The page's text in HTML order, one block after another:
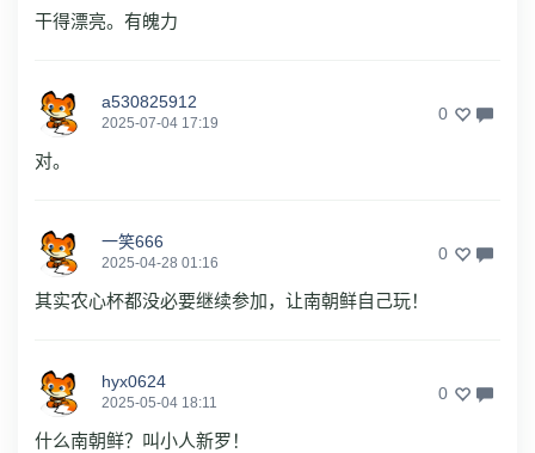
干得漂亮。有魄力
a530825912
2025-07-04 17:19 0
对。
一笑666
2025-04-28 01:16 0
其实农心杯都没必要继续参加，让南朝鲜自己玩！
hyx0624
2025-05-04 18:11 0
什么南朝鲜？叫小人新罗！